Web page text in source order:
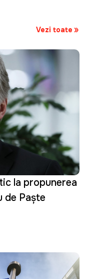
Vezi toate
la propunerea
de Paște